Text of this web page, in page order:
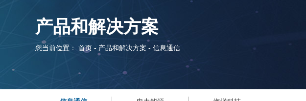
产品和解决方案
您当前位置： 首页 - 产品和解决方案 - 信息通信